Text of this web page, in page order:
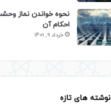
نحوه خواندن نماز
احکام آن
خرداد 9, 1401
نوشته های تازه